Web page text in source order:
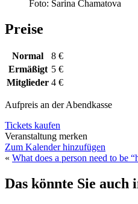
Foto: Sarina Chamatova
Preise
Normal
8 €
Ermäßigt 5 €
Mitglieder 4 €
Aufpreis an der Abendkasse
Tickets kaufen
Veranstaltung merken
Zum Kalender hinzufügen
« What does a person need to be
Das könnte Sie auch